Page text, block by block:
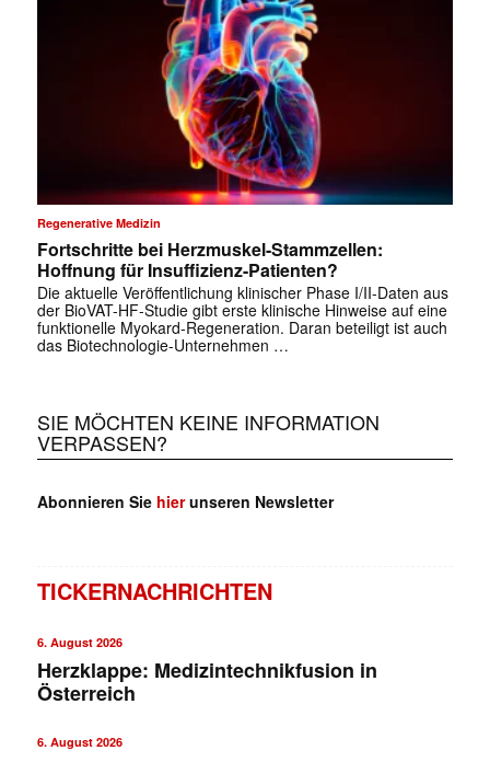
Regenerative Medizin
Fortschritte bei Herzmuskel-Stammzellen:
Hoffnung für Insuffizienz-Patienten?
Die aktuelle Veröffentlichung klinischer Phase I/II-Daten aus
der BioVAT-HF-Studie gibt erste klinische Hinweise auf eine
funktionelle Myokard-Regeneration. Daran beteiligt ist auch
das Biotechnologie-Unternehmen …
SIE MÖCHTEN KEINE INFORMATION
VERPASSEN?
Abonnieren Sie hierunseren Newsletter
TICKERNACHRICHTEN
6. August 2026
Herzklappe: Medizintechnikfusion in
Österreich
6. August 2026